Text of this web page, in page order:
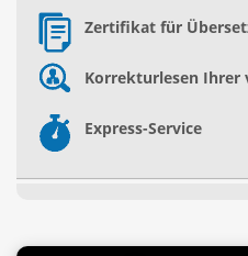
Zertifikat für
Korrekturlesen Ihrer
Express-Service